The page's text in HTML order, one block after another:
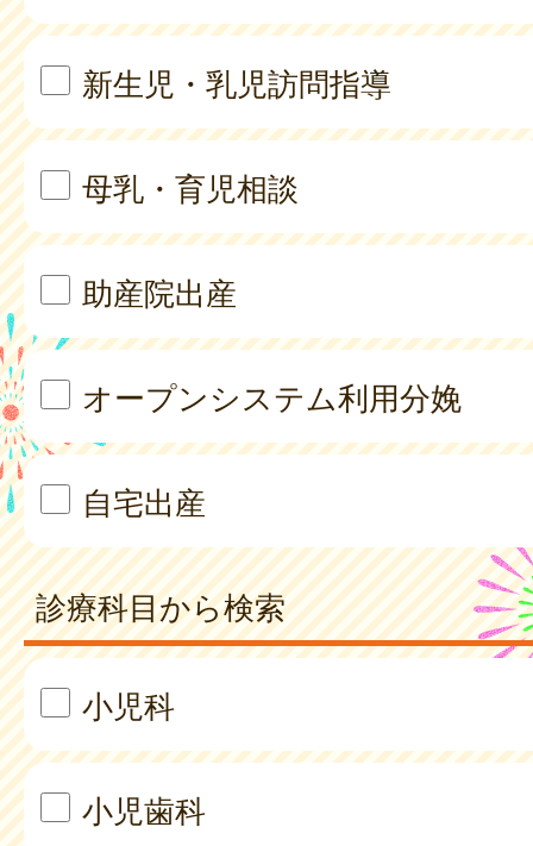
新生児・乳児訪問指導
母乳・育児相談
助産院出産
オープンシステム利用分娩
自宅出産
診療科目から検索
小児科
小児歯科